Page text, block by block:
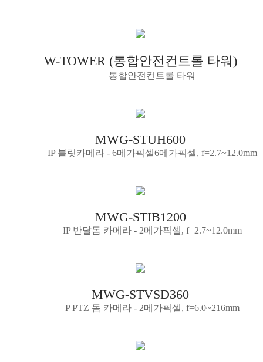
W-TOWER (통합안전컨트롤 타워)
통합안전컨트롤 타워
MWG-STUH600
IP 블릿카메라 - 6메가픽셀6메가픽셀, f=2.7~12.0mm
MWG-STIB1200
IP 반달돔 카메라 - 2메가픽셀, f=2.7~12.0mm
MWG-STVSD360
P PTZ 돔 카메라 - 2메가픽셀, f=6.0~216mm